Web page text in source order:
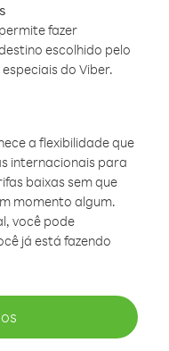
fazer
escolhido pelo
do Viber.
a flexibilidade que
internacionais para
baixas sem que
momento algum.
você pode
já está fazendo